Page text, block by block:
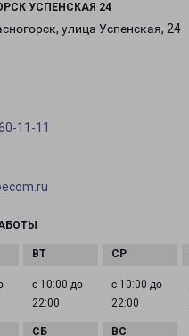
УСПЕНСКАЯ 24
улица Успенская, 24
11-11
с 10:00 до
22:00
с 10:00 до
22:00